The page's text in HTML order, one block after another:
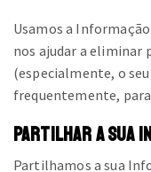
Usamos a
nos ajudar a eliminar
(especialmente, o
frequentemente,
PARTILHAR A SUA
Partilhamos a sua